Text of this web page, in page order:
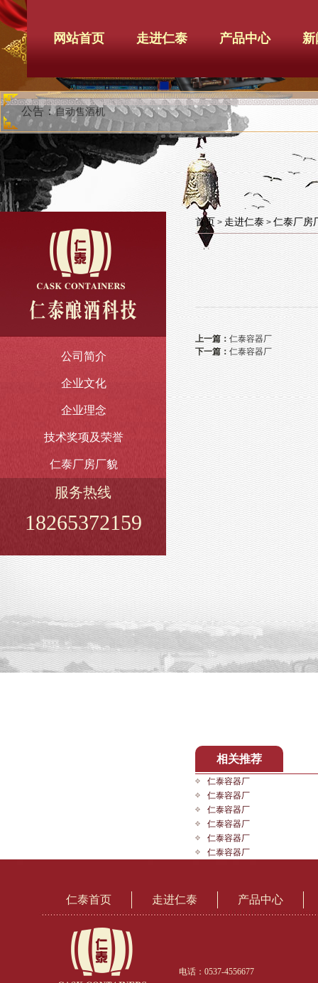
网站首页 走进仁泰 产品中心 新
公告：自动售酒机
公司简介
企业文化
企业理念
技术奖项及荣誉
仁泰厂房厂貌
服务热线
18265372159
首页 > 走进仁泰 > 仁泰厂房
上一篇：仁泰容器厂
下一篇：仁泰容器厂
相关推荐
仁泰容器厂
仁泰容器厂
仁泰容器厂
仁泰容器厂
仁泰容器厂
仁泰容器厂
仁泰首页 走进仁泰 产品中心
电话：0537-4556677